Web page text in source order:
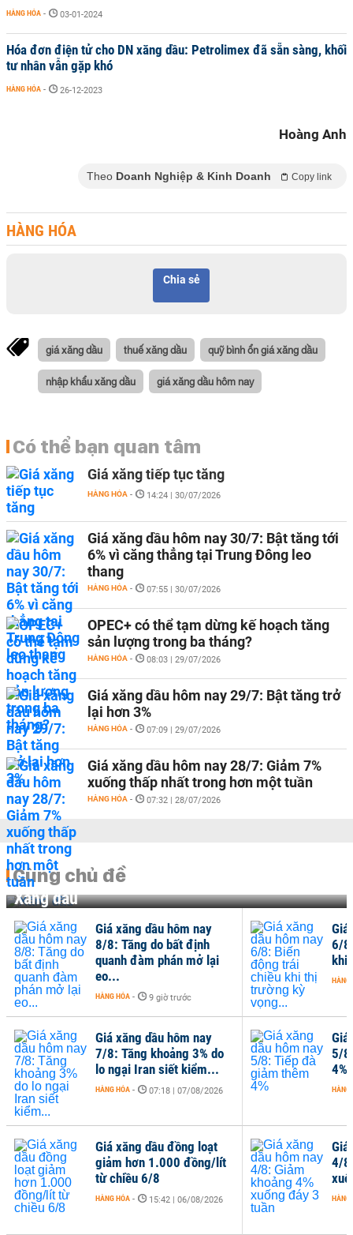
HÀNG HÓA - 03-01-2024
Hóa đơn điện tử cho DN xăng dầu: Petrolimex đã sẵn sàng, khối
tư nhân vẫn gặp khó
HÀNG HÓA - 26-12-2023
Hoàng Anh
Theo Doanh Nghiệp & Kinh Doanh Copy link
HÀNG HÓA
Chia sẻ
giá xăng dầu thuế xăng dầu quỹ bình ổn giá xăng dầu
nhập khẩu xăng dầu giá xăng dầu hôm nay
Có thể bạn quan tâm
Giá xăng tiếp tục tăng
HÀNG HÓA - 14:24 | 30/07/2026
Giá xăng dầu hôm nay 30/7: Bật tăng tới
6% vì căng thẳng tại Trung Đông leo
thang
HÀNG HÓA - 07:55 | 30/07/2026
OPEC+ có thể tạm dừng kế hoạch tăng
sản lượng trong ba tháng?
HÀNG HÓA - 08:03 | 29/07/2026
Giá xăng dầu hôm nay 29/7: Bật tăng trở
lại hơn 3%
HÀNG HÓA - 07:09 | 29/07/2026
Giá xăng dầu hôm nay 28/7: Giảm 7%
xuống thấp nhất trong hơn một tuần
HÀNG HÓA - 07:32 | 28/07/2026
Cùng chủ đề
Xăng dầu
Giá xăng dầu hôm nay
8/8: Tăng do bất định
quanh đàm phán mở lại
eo...
HÀNG HÓA - 9 giờ trước
Giá xăng dầu hôm nay
7/8: Tăng khoảng 3% do
lo ngại Iran siết kiểm...
HÀNG HÓA - 07:18 | 07/08/2026
Giá xăng dầu đồng loạt
giảm hơn 1.000 đồng/lít
từ chiều 6/8
HÀNG HÓA - 15:42 | 06/08/2026
Giá
6/
khi
HÀNG
Giá
5/
4%
HÀNG
Giá
4/
HÀNG